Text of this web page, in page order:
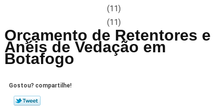
(11)
(11)
Orçamento de Retentores e
Anéis de Vedação em
Botafogo
Gostou? compartilhe!